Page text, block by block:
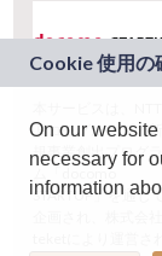
ドコモグループの
規事業創出プログラ
ム「docomo
STARTUP」を通じ
On our
necessary for
information